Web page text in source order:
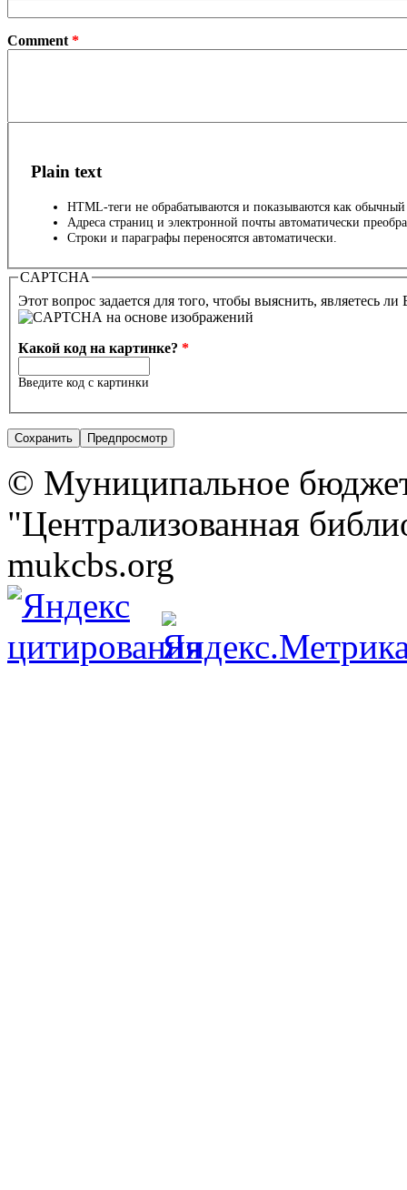
Comment *
Plain text
HTML-теги не обрабатываются и показываются как обычный
Адреса страниц и электронной почты автоматически
Строки и параграфы переносятся автоматически.
CAPTCHA
Этот вопрос задается для того, чтобы выяснить, являетесь
Какой код на картинке? *
Введите код с картинки
© Муниципальное
"Централизованная
mukcbs.org